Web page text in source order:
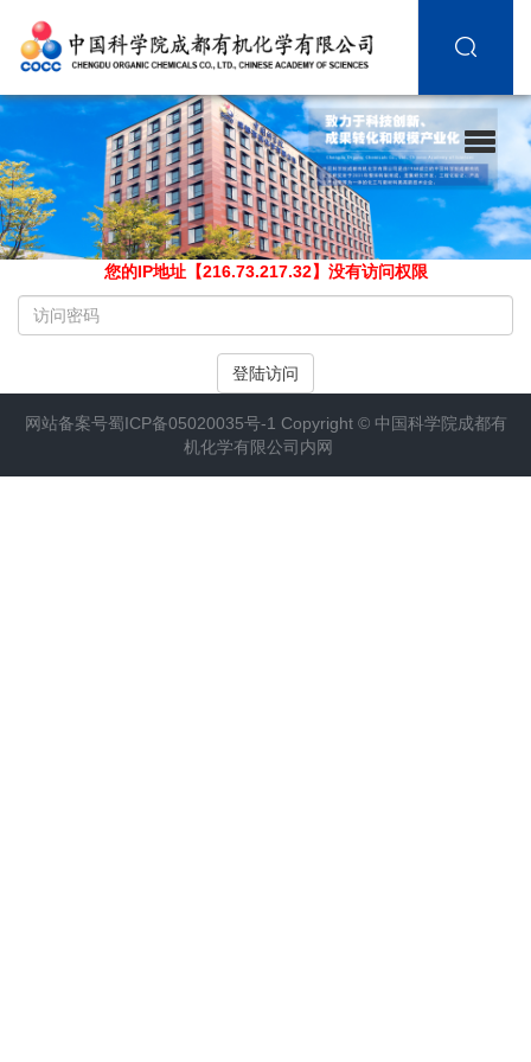
您的IP地址【216.73.217.32】没有访问权限
输
入
访
密
码
登陆访问
网站备案号蜀ICP备05020035号-1 Copyright © 中国科学院成都有
机化学有限公司内网